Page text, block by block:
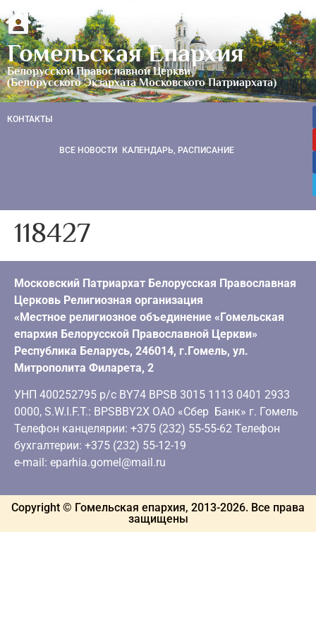
Гомельская Епархия
Белорусской Православной Церкви
(Белорусского Экзархата Московского Патриархата)
КОНТАКТЫ
ВСЕ НОВОСТИ КАЛЕНДАРЬ, РАСПИСАНИЕ
118427
Московский Патриархат Белорусская Православная
Церковь Религиозная организация
«Местное религиозное объединение «Гомельская
епархия Белорусской Православной Церкви»
Республика Беларусь, 246014, г.Гомель, ул.
Митрополита Филарета, 2
УНП 400252795 р/с BY74 BPSB 3015 1113 0401 2933
0000, S.W.I.F.T.: BPSBBY2X ОАО «Сбер Банк» г. Гомель
Телефон канцелярии: +375 (232) 55-55-62 Телефон
бухгалтерии: +375 (232) 55-12-19
e-mail: eparhia.gomel@mail.ru
Copyright © Гомельская епархия, 2013-2026. Все права
защищены